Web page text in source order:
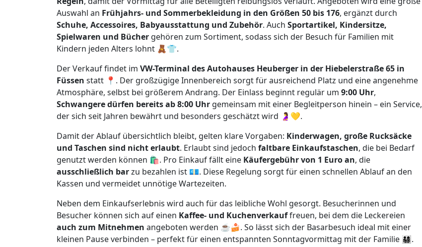
Auswahl an Frühjahrs- und Sommerbekleidung in den Größen 50 bis 176, ergänzt durch
Schuhe, Accessoires, Babyausstattung und Zubehör. Auch Sportartikel, Kindersitze,
Spielwaren und Bücher gehören zum Sortiment, sodass sich der Besuch für Familien mit
Kindern jeden Alters lohnt 🧸👕.
Der Verkauf findet im VW-Terminal des Autohauses Heuberger in der Hiebelerstraße 65 in
Füssen statt 📍. Der großzügige Innenbereich sorgt für ausreichend Platz und eine angenehme
Atmosphäre, selbst bei größerem Andrang. Der Einlass beginnt regulär um 9:00 Uhr,
Schwangere dürfen bereits ab 8:00 Uhr gemeinsam mit einer Begleitperson hinein – ein Service,
der sich seit Jahren bewährt und besonders geschätzt wird 🤰💛.
Damit der Ablauf übersichtlich bleibt, gelten klare Vorgaben: Kinderwagen, große Rucksäcke
und Taschen sind nicht erlaubt. Erlaubt sind jedoch faltbare Einkaufstaschen, die bei Bedarf
genutzt werden können 🛍️. Pro Einkauf fällt eine Käufergebühr von 1 Euro an, die
ausschließlich barzu bezahlen ist 💶. Diese Regelung sorgt für einen schnellen Ablauf an den
Kassen und vermeidet unnötige Wartezeiten.
Neben dem Einkaufserlebnis wird auch für das leibliche Wohl gesorgt. Besucherinnen und
Besucher können sich auf einen Kaffee- und Kuchenverkauffreuen, bei dem die Leckereien
auch zum Mitnehmen angeboten werden ☕🍰. So lässt sich der Basarbesuch ideal mit einer
kleinen Pause verbinden – perfekt für einen entspannten Sonntagvormittag mit der Familie 👨‍👩‍👧‍👦.